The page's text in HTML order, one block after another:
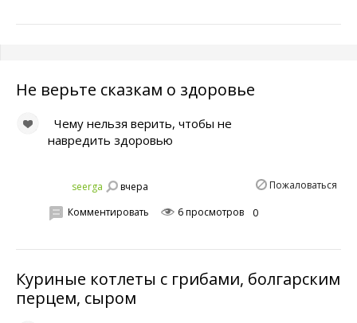
Не верьте сказкам о здоровье
Чему нельзя верить, чтобы не
навредить здоровью
seerga вчера Пожаловаться
Комментировать 6 просмотров 0
Куриные котлеты с грибами, болгарским
перцем, сыром